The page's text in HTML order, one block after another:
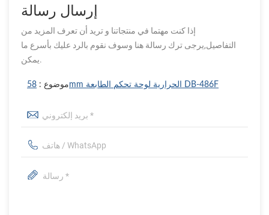
إرسال رسالة
إذا كنت مهتما في منتجاتنا و تريد أن تعرف المزيد من
التفاصيل,يرجى ترك رسالة هنا وسوف نقوم بالرد عليك بأسرع ما
يمكن.
موضوع : 58mm الحرارية لوحة تحكم الطابعة DB-486F